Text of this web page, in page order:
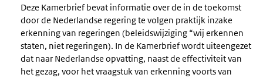
Deze Kamerbrief bevat informatie over de in de toekomst
door de Nederlandse regering te volgen praktijk inzake
erkenning van regeringen (beleidswijziging “wij erkennen
staten, niet regeringen). In de Kamerbrief wordt uiteengezet
dat naar Nederlandse opvatting, naast de effectiviteit van
het gezag, voor het vraagstuk van erkenning voorts van